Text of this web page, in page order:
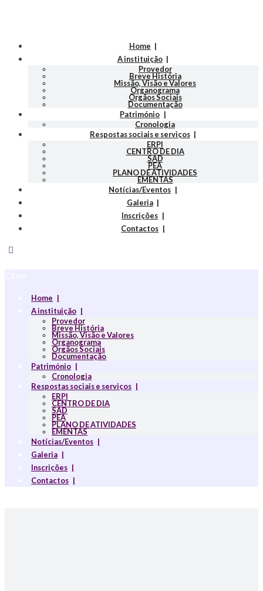
Home
A instituição
Provedor
Breve História
Missão, Visão e Valores
Organograma
Orgãos Sociais
Documentação
Património
Cronologia
Respostas sociais e serviços
ERPI
CENTRO DE DIA
SAD
PEA
PLANO DE ATIVIDADES
EMENTAS
Notícias/Eventos
Galeria
Inscrições
Contactos
Home
A instituição
Provedor
Breve História
Missão, Visão e Valores
Organograma
Orgãos Sociais
Documentação
Património
Cronologia
Respostas sociais e serviços
ERPI
CENTRO DE DIA
SAD
PEA
PLANO DE ATIVIDADES
EMENTAS
Notícias/Eventos
Galeria
Inscrições
Contactos